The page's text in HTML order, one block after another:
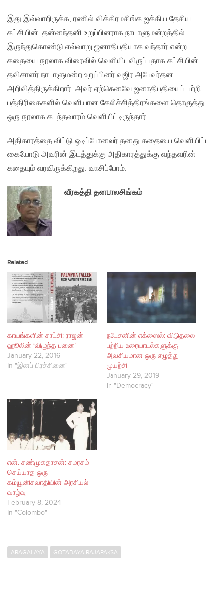
இது இவ்வாறிருக்க, ரணில் விக்கிரமசிங்க ஐக்கிய தேசிய
கட்சியின் தன்னந்தனி உறுப்பினராக நாடாளுமன்றத்தில்
இருந்துகொண்டு எவ்வாறு ஜனாதிபதியாக வந்தார் என்ற
கதையை நூலாக விரைவில் வெளியிடவிருப்பதாக கட்சியின்
தவிசாளர் நாடாளுமன்ற உறுப்பினர் வஜிர அபேவர்தன
அறிவித்திருக்கிறார். அவர் ஏற்கெனவே ஜனாதிபதியைப் பற்றி
பத்திரிகைகளில் வெளியான கேலிச்சித்திரங்களை தொகுத்து
ஒரு நூலாக கடந்தவாரம் வெளியிட்டிருந்தார்.
அதிகாரத்தை விட்டு ஒடிப்போனவர் தனது கதையை வெளியிட்ட
கையோடு அவரின் இடத்துக்கு அதிகாரத்துக்கு வந்தவரின்
கதையும் வரவிருக்கிறது. வாசிப்போம்.
வீரகத்தி தனபாலசிங்கம்
Related
காயங்களின் சாட்சி: ராஜன்
ஹூலின் ‘விழுந்த பனை’
January 22, 2016
In "இனப் பிரச்சினை"
நடேசனின் எக்ஸைல்: விடுதலை
பற்றிய உரையாடல்களுக்கு
அவசியமான ஒரு எழுத்து
முயற்சி
January 29, 2019
In "Democracy"
என். சண்முகதாசன்: சமரசம்
செய்யாத ஒரு
கம்யூனிசவாதியின் அரசியல்
வாழ்வு
February 8, 2024
In "Colombo"
ARAGALAYA GOTABAYA RAJAPAKSA